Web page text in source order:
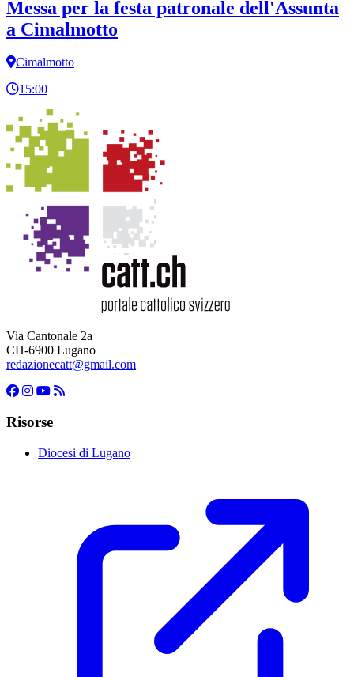
Messa per la festa patronale dell'Assunta
a Cimalmotto
Cimalmotto
15:00
Via Cantonale 2a
CH-6900 Lugano
redazionecatt@gmail.com
Risorse
Diocesi di Lugano